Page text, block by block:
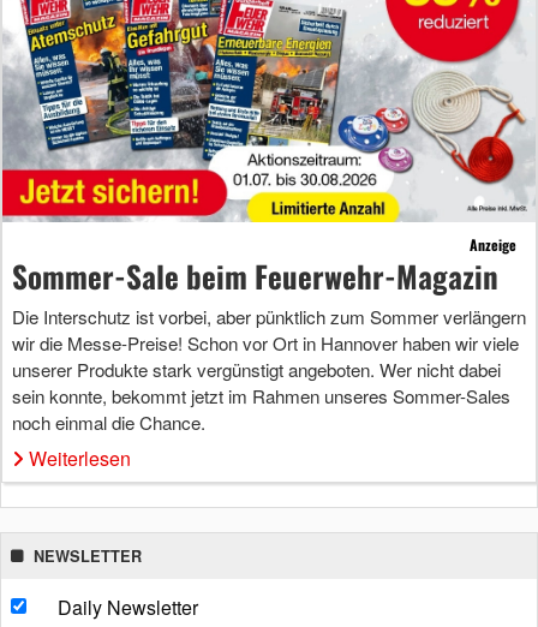
Anzeige
Sommer-Sale beim Feuerwehr-Magazin
Die Interschutz ist vorbei, aber pünktlich zum Sommer verlängern
wir die Messe-Preise! Schon vor Ort in Hannover haben wir viele
unserer Produkte stark vergünstigt angeboten. Wer nicht dabei
sein konnte, bekommt jetzt im Rahmen unseres Sommer-Sales
noch einmal die Chance.
Weiterlesen
NEWSLETTER
Daily Newsletter